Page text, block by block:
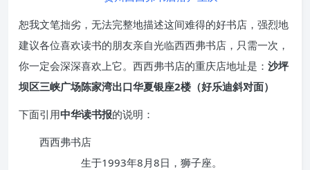
恕我文笔拙劣，无法完整地描述这间难得的好书店，强烈地
建议各位喜欢读书的朋友亲自光临西西弗书店，只需一次，
你一定会深深喜欢上它。西西弗书店的重庆店地址是： 沙坪
坝区三峡广场陈家湾出口华夏银座2楼（好乐迪斜对面）
下面引用中华读书报的说明：
西西弗书店
生于1993年8月8日，狮子座。